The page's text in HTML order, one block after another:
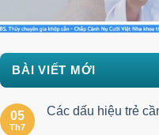
BÀI VIẾT MỚI
05
Th7
Các dấu hiệu trẻ